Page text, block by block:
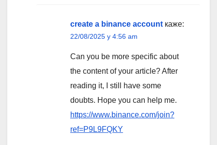
create a binance account каже:
22/08/2025 у 4:56 am
Can you be more specific about
the content of your article? After
reading it, I still have some
doubts. Hope you can help me.
https://www.binance.com/join?
ref=P9L9FQKY